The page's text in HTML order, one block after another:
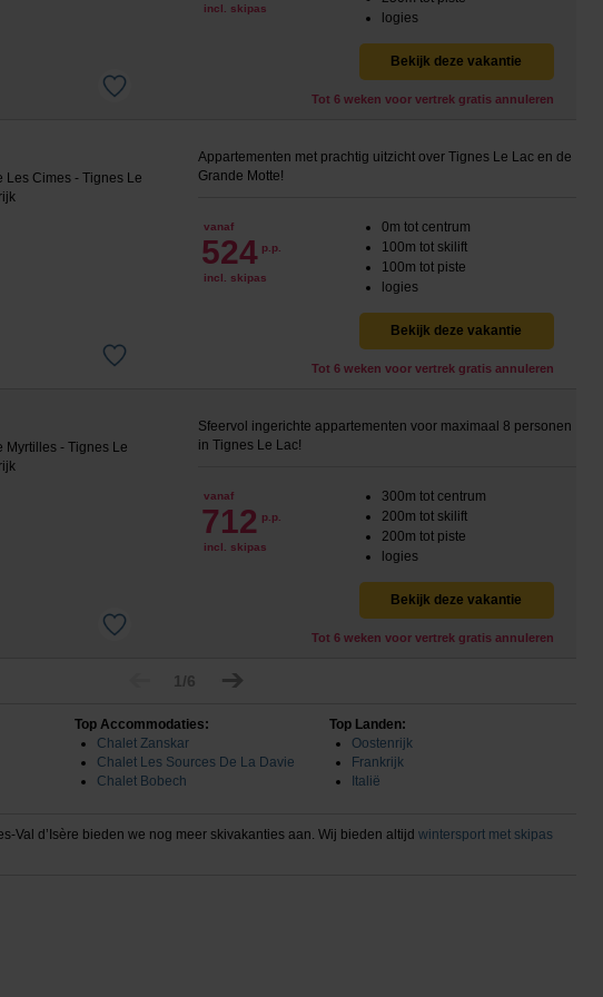
incl. skipas
logies
Bekijk deze vakantie
Tot 6 weken voor vertrek gratis annuleren
Appartementen met prachtig uitzicht over Tignes Le Lac en de
Grande Motte!
vanaf
524 p.p.
incl. skipas
0m tot centrum
100m tot skilift
100m tot piste
logies
Bekijk deze vakantie
Tot 6 weken voor vertrek gratis annuleren
Sfeervol ingerichte appartementen voor maximaal 8 personen
in Tignes Le Lac!
vanaf
712 p.p.
incl. skipas
300m tot centrum
200m tot skilift
200m tot piste
logies
Bekijk deze vakantie
Tot 6 weken voor vertrek gratis annuleren
1/6
Top Accommodaties:
Chalet Zanskar
Chalet Les Sources De La Davie
Chalet Bobech
Top Landen:
Oostenrijk
Frankrijk
Italië
Val d’Isère bieden we nog meer skivakanties aan. Wij bieden altijd wintersport met skipas